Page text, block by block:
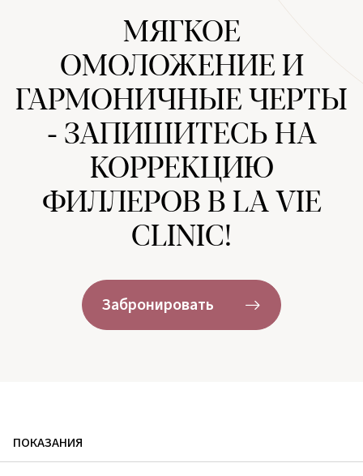
МЯГКОЕ
ОМОЛОЖЕНИЕ И
ГАРМОНИЧНЫЕ ЧЕРТЫ
- ЗАПИШИТЕСЬ НА
КОРРЕКЦИЮ
ФИЛЛЕРОВ В LA VIE
CLINIC!
Забронировать
ПОКАЗАНИЯ